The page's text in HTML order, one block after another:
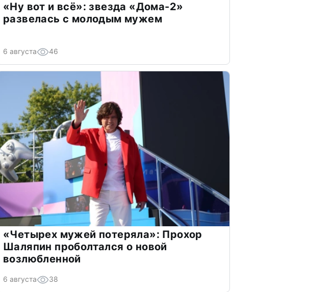
«Ну вот и всё»: звезда «Дома-2»
развелась с молодым мужем
6 августа 46
«Четырех мужей потеряла»: Прохор
Шаляпин проболтался о новой
возлюбленной
6 августа 38